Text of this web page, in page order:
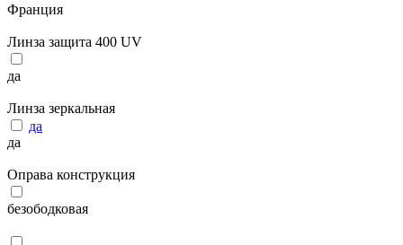
Франция
Линза защита 400 UV
да
Линза зеркальная
да
да
Оправа конструкция
безободковая